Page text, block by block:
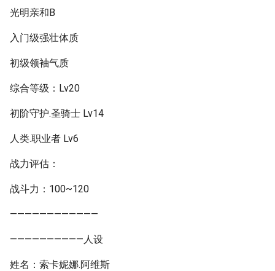
光明亲和B
入门级强壮体质
初级领袖气质
综合等级：Lv20
初阶守护.圣骑士 Lv14
人类.职业者 Lv6
战力评估：
战斗力：100~120
————————————
——————————人设
姓名：索卡妮娜.阿维斯